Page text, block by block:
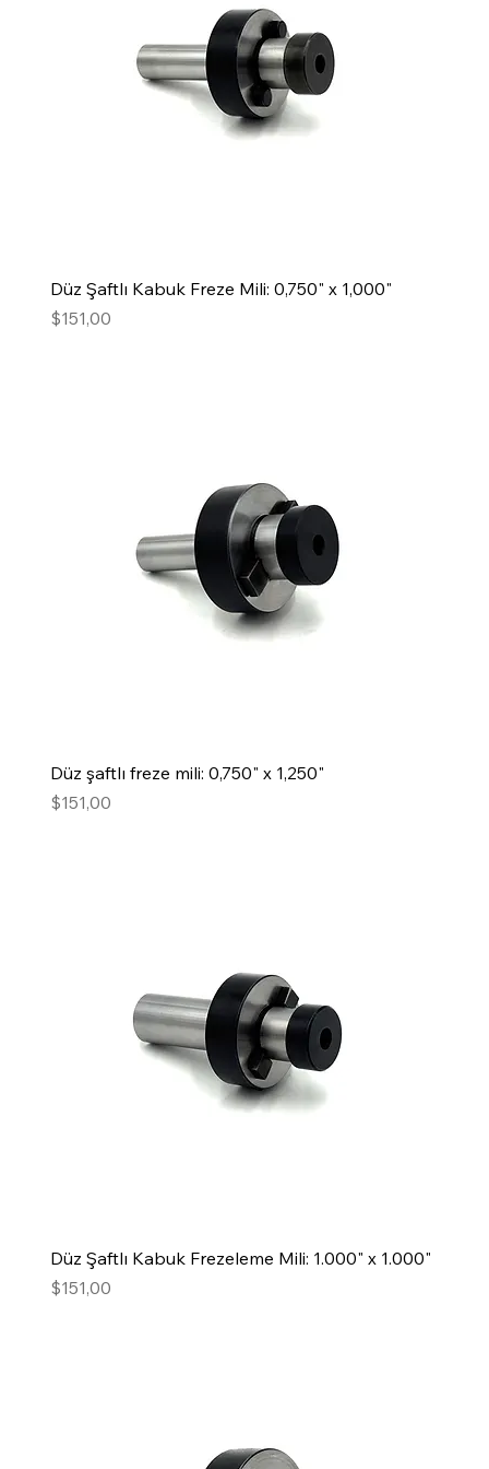
Düz Şaftlı Kabuk Freze Mili: 0,750" x 1,000"
Fiyat
$151,00
Düz şaftlı freze mili: 0,750" x 1,250"
Fiyat
$151,00
Düz Şaftlı Kabuk Frezeleme Mili: 1.000" x 1.000"
Fiyat
$151,00